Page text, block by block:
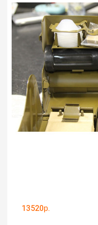
13520р.